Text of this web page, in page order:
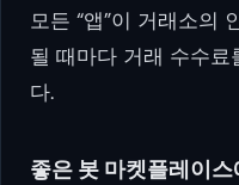
모든 “앱”이 거래소의
될 때마다 거래 수수
다.
좋은 봇 마켓플레이